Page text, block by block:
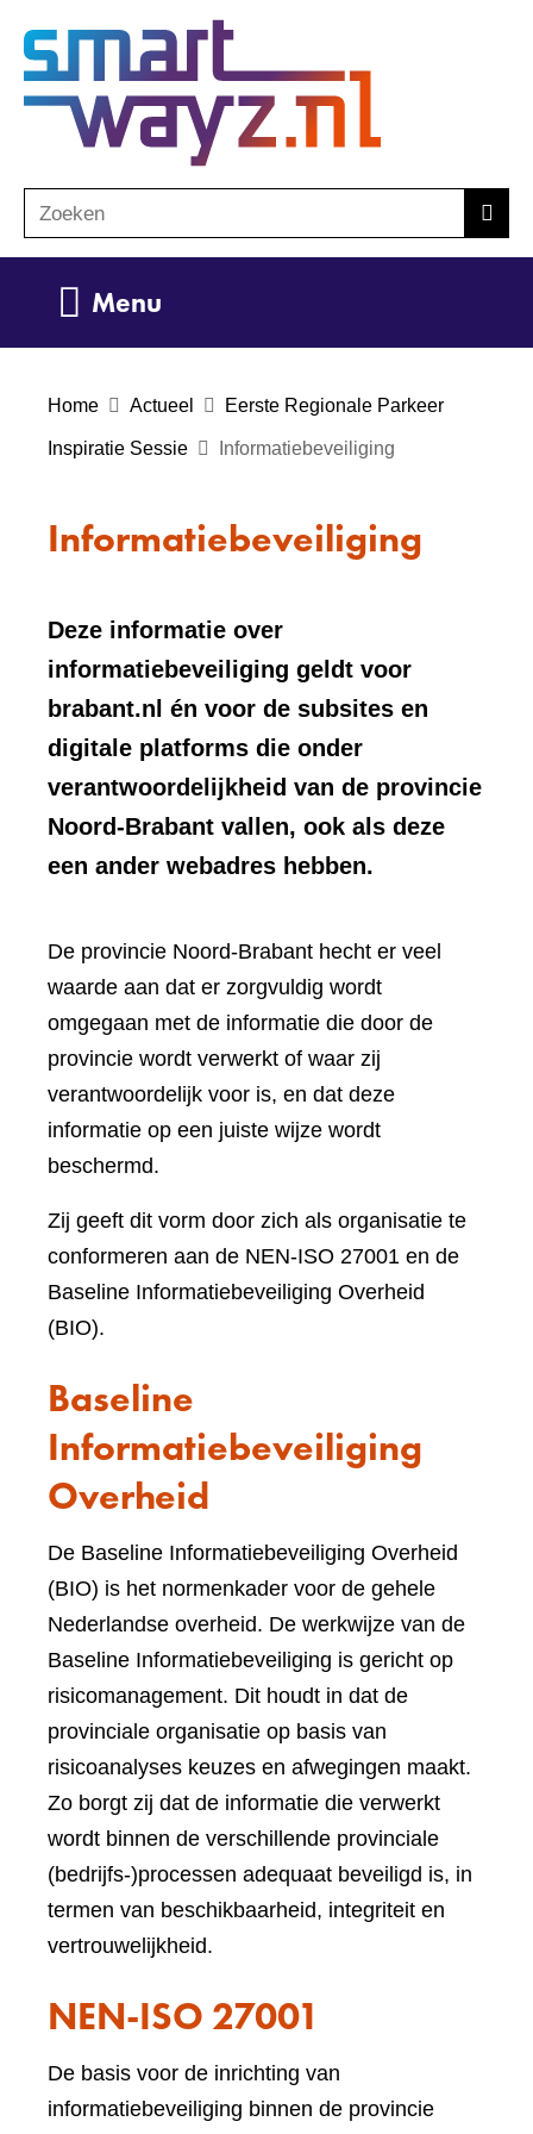
de
inhoud
o
e
Zoeken
Menu
Home Actueel Eerste Regionale Parkeer
Inspiratie Sessie Informatiebeveiliging
Informatiebeveiliging
Deze informatie over
informatiebeveiliging geldt voor
brabant.nl én voor de subsites en
digitale platforms die onder
verantwoordelijkheid van de provincie
Noord-Brabant vallen, ook als deze
een ander webadres hebben.
De provincie Noord-Brabant hecht er veel
waarde aan dat er zorgvuldig wordt
omgegaan met de informatie die door de
provincie wordt verwerkt of waar zij
verantwoordelijk voor is, en dat deze
informatie op een juiste wijze wordt
beschermd.
Zij geeft dit vorm door zich als organisatie te
conformeren aan de NEN-ISO 27001 en de
Baseline Informatiebeveiliging Overheid
(BIO).
Baseline
Informatiebeveiliging
Overheid
De Baseline Informatiebeveiliging Overheid
(BIO) is het normenkader voor de gehele
Nederlandse overheid. De werkwijze van de
Baseline Informatiebeveiliging is gericht op
risicomanagement. Dit houdt in dat de
provinciale organisatie op basis van
risicoanalyses keuzes en afwegingen maakt.
Zo borgt zij dat de informatie die verwerkt
wordt binnen de verschillende provinciale
(bedrijfs-)processen adequaat beveiligd is, in
termen van beschikbaarheid, integriteit en
vertrouwelijkheid.
NEN-ISO 27001
De basis voor de inrichting van
informatiebeveiliging binnen de provincie